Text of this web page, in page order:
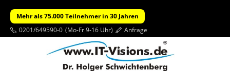
Mehr als 75.000 Teilnehmer in 30 Jahren
0201/649590-0 (Mo-Fr 9-16 Uhr) Anfrage